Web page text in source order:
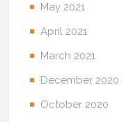
May 2021
April 2021
March 2021
December 2020
October 2020